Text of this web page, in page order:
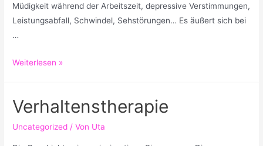
Müdigkeit während der Arbeitszeit, depressive Verstimmungen,
Leistungsabfall, Schwindel, Sehstörungen… Es äußert sich bei
…
Guter
das
Weiterlesen »
Verhaltenstherapie
Uncategorized / Von Uta